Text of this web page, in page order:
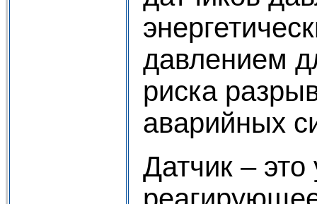
давлением
риска
аварийных
Датчик –